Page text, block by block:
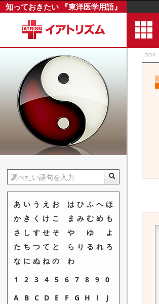
知っておきたい 『東洋医学用語』
TOP
あ い う え お
か き く け こ
さ し す せ そ
た ち つ て と
な に ぬ ね の
は ひ ふ へ ほ
ま み む め も
や
ゆ
よ
ら り る れ ろ
わ
1
2 3 4 5 6 7 8 9
0
A
B C D E F G H I
J